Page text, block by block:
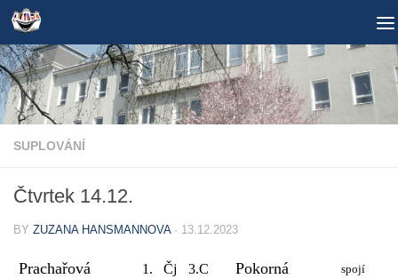
Skip to content
SUPLOVÁNÍ
Čtvrtek 14.12.
BY ZUZANA HANSMANNOVA · 13.12.2023
Prachařová 1. Čj 3.C Pokorná spojí